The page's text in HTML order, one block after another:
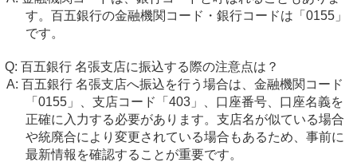
す。百五銀行の金融機関コード・銀行コードは「0155」
です。
百五銀行 名張支店に振込する際の注意点は？
百五銀行 名張支店へ振込を行う場合は、金融機関コード
「0155」、支店コード「403」、口座番号、口座名義を
正確に入力する必要があります。支店名が似ている場合
や統廃合により変更されている場合もあるため、事前に
最新情報を確認することが重要です。